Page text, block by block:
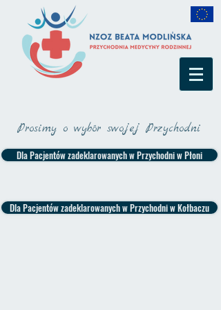
Prosimy o wybór swojej Przychodni
Dla Pacjentów zadeklarowanych w Przychodni w Płoni
Dla Pacjentów zadeklarowanych w Przychodni w Kołbaczu